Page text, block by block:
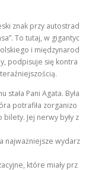
znak przy autostrad
To tutaj, w gigantyc
i międzynarod
podpisuje się kontra
Pani Agata. Była
potrafiła zorganizo
Jej nerwy były z
najważniejsze wydarz
które miały prz